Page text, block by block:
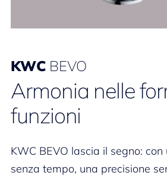
KWC BEVO
Armonia nelle
funzioni
KWC BEVO lascia il segno:
senza tempo, una precisione